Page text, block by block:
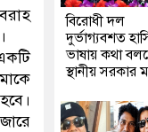
বিরোধী দল
দুর্ভাগ্যবশত
ভাষায় কথা
স্থানীয় সরকার